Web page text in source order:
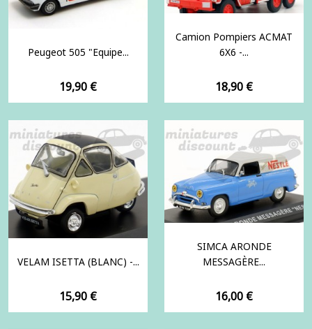
Peugeot 505 "Equipe...
Prix
19,90 €
Camion Pompiers ACMAT
6X6 -...
Prix
18,90 €
VELAM ISETTA (BLANC) -...
Prix
15,90 €
SIMCA ARONDE
MESSAGÈRE...
Prix
16,00 €